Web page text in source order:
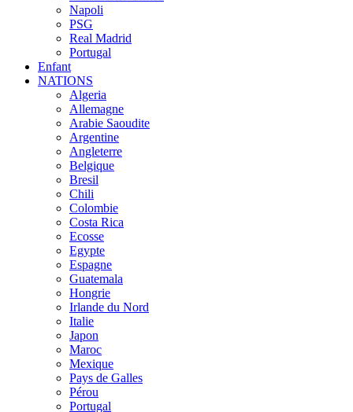
Napoli
PSG
Real Madrid
Portugal
Enfant
NATIONS
Algeria
Allemagne
Arabie Saoudite
Argentine
Angleterre
Belgique
Bresil
Chili
Colombie
Costa Rica
Ecosse
Egypte
Espagne
Guatemala
Hongrie
Irlande du Nord
Italie
Japon
Maroc
Mexique
Pays de Galles
Pérou
Portugal